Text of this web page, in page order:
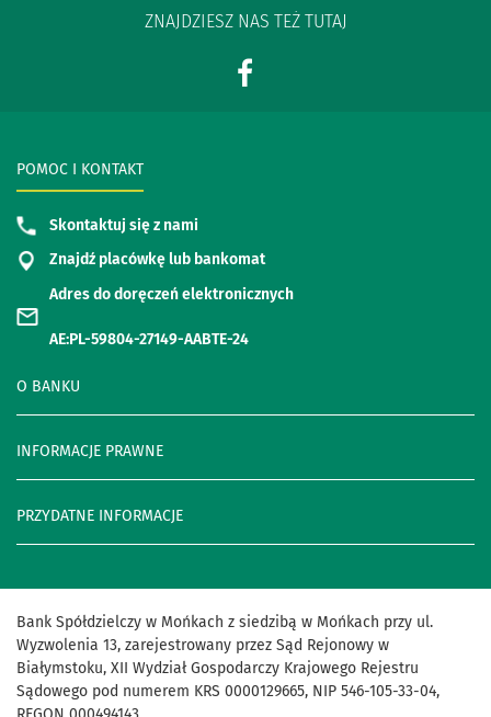
ZNAJDZIESZ NAS TEŻ TUTAJ
O BANKU
INFORMACJE PRAWNE
PRZYDATNE INFORMACJE
POMOC I KONTAKT
Skontaktuj się z nami
Znajdź placówkę lub bankomat
Adres do doręczeń elektronicznych
AE:PL-59804-27149-AABTE-24
Bank Spółdzielczy w Mońkach z siedzibą w Mońkach przy ul.
Wyzwolenia 13, zarejestrowany przez Sąd Rejonowy w
Białymstoku, XII Wydział Gospodarczy Krajowego Rejestru
Sądowego pod numerem KRS 0000129665, NIP 546-105-33-04,